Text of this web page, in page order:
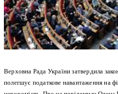
Верховна Рада України затвердила
полегшує податкове навантаження на